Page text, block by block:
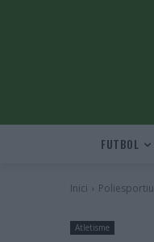
FUTBOL
Inici Poliesportiu
Atletisme